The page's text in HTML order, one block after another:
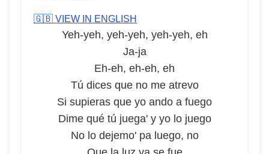
🇬🇧 VIEW IN ENGLISH
Yeh-yeh, yeh-yeh, yeh-yeh, eh
Ja-ja
Eh-eh, eh-eh, eh
Tú dices que no me atrevo
Si supieras que yo ando a fuego
Dime qué tú juega' y yo lo juego
No lo dejemo' pa luego, no